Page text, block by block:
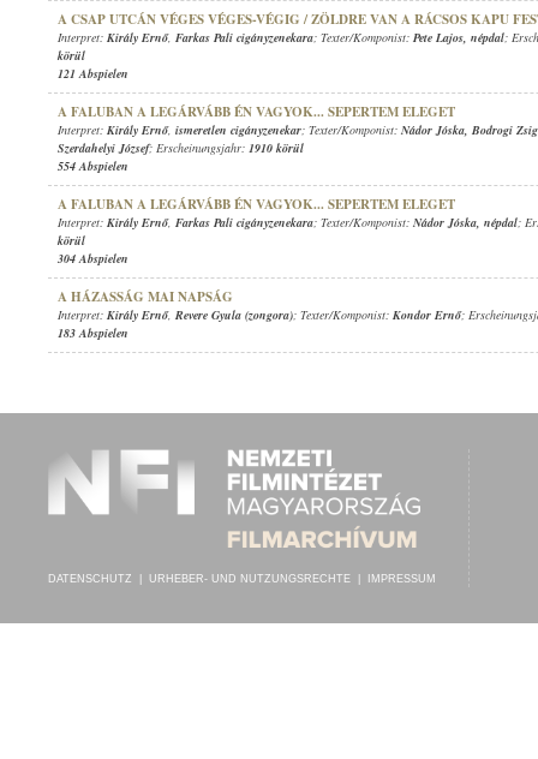
A CSAP UTCÁN VÉGES VÉGES-VÉGIG / ZÖLDRE VAN A RÁCSOS KAPU
Interpret: Király Ernő, Farkas Pali cigányzenekara; Texter/Komponist: Pete Lajos, népdal;
körül
121 Abspielen
A FALUBAN A LEGÁRVÁBB ÉN VAGYOK... SEPERTEM ELEGET
Interpret: Király Ernő, ismeretlen cigányzenekar; Texter/Komponist: Nádor Jóska, Bodrogi
Szerdahelyi József; Erscheinungsjahr: 1910 körül
554 Abspielen
A FALUBAN A LEGÁRVÁBB ÉN VAGYOK... SEPERTEM ELEGET
Interpret: Király Ernő, Farkas Pali cigányzenekara; Texter/Komponist: Nádor Jóska, népdal;
körül
304 Abspielen
A HÁZASSÁG MAI NAPSÁG
Interpret: Király Ernő, Revere Gyula (zongora); Texter/Komponist: Kondor Ernő;
183 Abspielen
DATENSCHUTZ URHEBER- UND NUTZUNGSRECHTE IMPRESSUM